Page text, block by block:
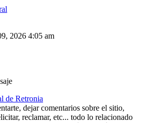
2026 4:05 am
de Retronia
dejar comentarios sobre el sitio,
reclamar, etc... todo lo relacionado